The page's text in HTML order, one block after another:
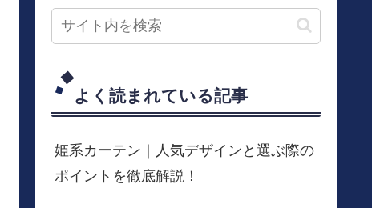
よく読まれている記事
姫系カーテン｜人気デザインと選ぶ際の
ポイントを徹底解説！